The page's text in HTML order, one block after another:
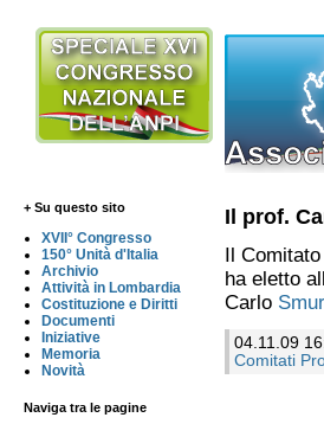
+ Su questo sito
XVII° Congresso
150° Unità d'Italia
Archivio
Attività in Lombardia
Costituzione e Diritti
Documenti
Iniziative
Memoria
Novità
Naviga tra le pagine
Il prof.
Il
ha eletto
Carlo
04.11.09
Comitati